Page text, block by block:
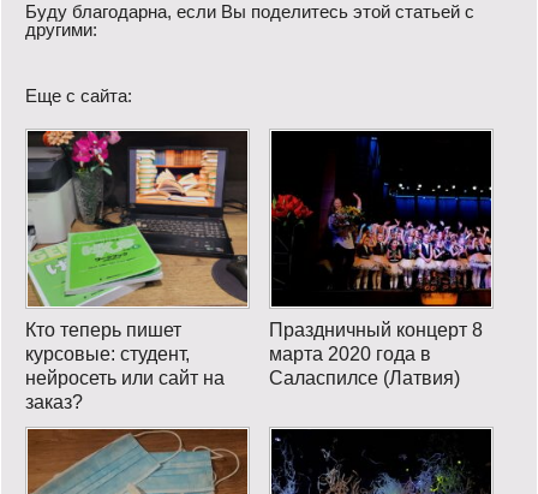
Буду благодарна, если Вы поделитесь этой статьей с
другими:
Еще с сайта:
Кто теперь пишет
курсовые: студент,
нейросеть или сайт на
заказ?
Праздничный концерт 8
марта 2020 года в
Саласпилсе (Латвия)